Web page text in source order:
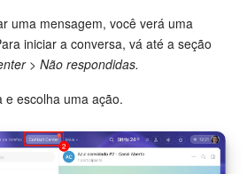
line
uma mensagem, você verá uma
iniciar a conversa, vá até a seção
> Não respondidas.
e escolha uma ação.